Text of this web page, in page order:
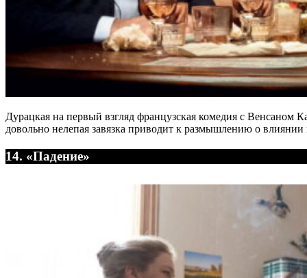
Дурацкая на первый взгляд французская комедия с Венсаном
довольно нелепая завязка приводит к размышлению о
14. «Падение»